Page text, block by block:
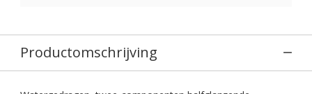
Productomschrijving